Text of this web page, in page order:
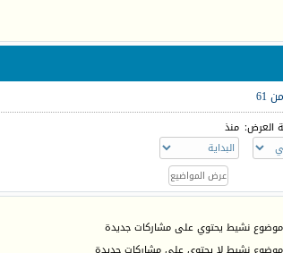
العرض: منذ
موضوع نشيط يحتوي على مشاركات جديدة